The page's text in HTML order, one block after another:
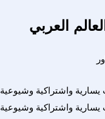
العربي
يسارية واشتراكية وشيوعية
يسارية واشتراكية وشيوعية